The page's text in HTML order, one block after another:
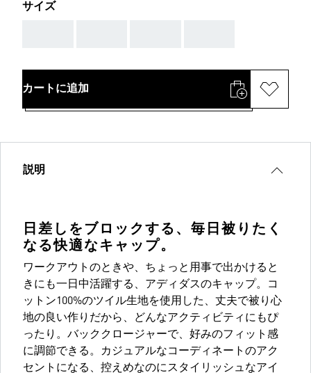
サイズ
カートに追加
説明
日差しをブロックする、毎日被りたく
なる快適なキャップ。
ワークアウトのときや、ちょっと用事で出かけると
きにも一日中活躍する、アディダスのキャップ。コ
ットン100%のツイル生地を使用した、丈夫で被り心
地の良い作りだから、どんなアクティビティにもぴ
ったり。バッククロージャーで、好みのフィット感
に調節できる。カジュアルなコーディネートのアク
セントになる、控えめなのにスタイリッシュなアイ